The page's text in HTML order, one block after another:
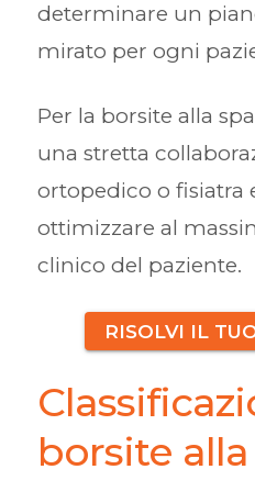
determinare un
mirato per ogni
Per la borsite alla
una stretta
ortopedico o fisiatra
ottimizzare al
clinico del paziente.
RISOLVI IL
borsite